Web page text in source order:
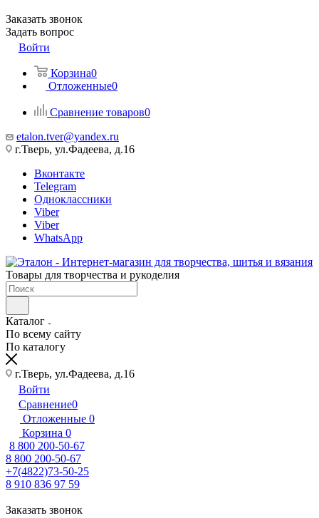
Заказать звонок
Задать вопрос
Войти
Корзина0
Отложенные0
Сравнение товаров0
etalon.tver@yandex.ru
г.Тверь, ул.Фадеева, д.16
Вконтакте
Telegram
Одноклассники
Viber
Viber
WhatsApp
Товары для творчества и рукоделия
Каталог
По всему сайту
По каталогу
г.Тверь, ул.Фадеева, д.16
Войти
Сравнение0
Отложенные 0
Корзина 0
8 800 200-50-67
8 800 200-50-67
+7(4822)73-50-25
8 910 836 97 59
Заказать звонок